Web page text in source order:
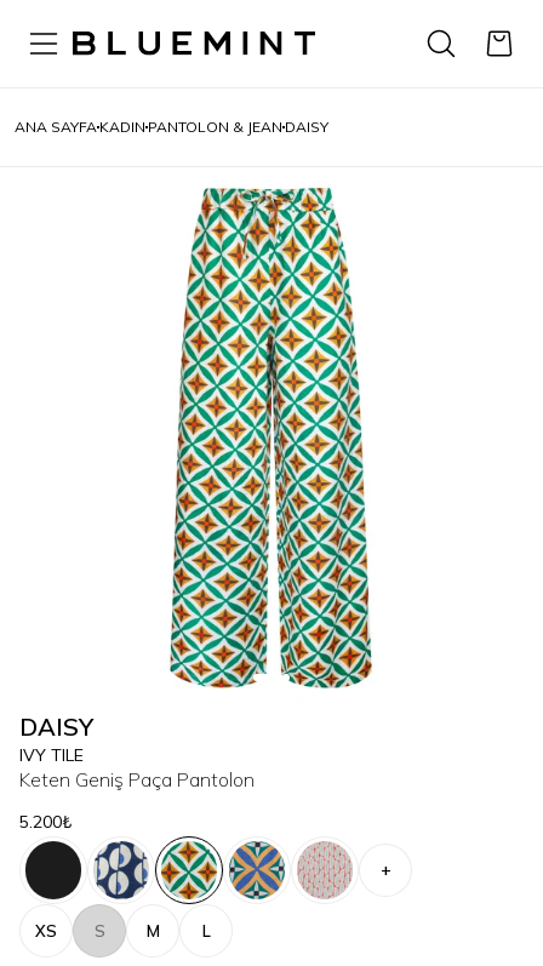
ANA SAYFA KADIN PANTOLON & JEAN DAISY
DAISY
IVY TILE
Keten Geniş Paça Pantolon
5.200₺
+
XS S M L